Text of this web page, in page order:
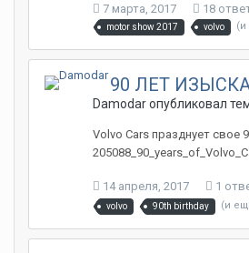
7 марта, 2017 18
motor show 2017 volvo (и
90 ЛЕТ
Damodar опубликовал
Volvo Cars празднует свое
14 апреля, 2017 1
volvo 90th birthday (и